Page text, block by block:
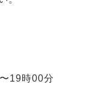
19時00分